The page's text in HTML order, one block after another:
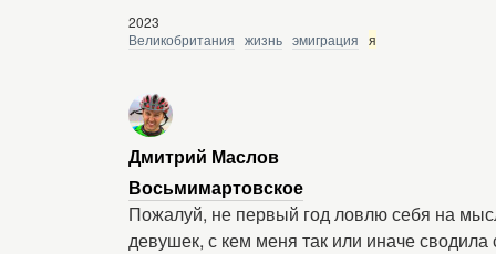
2023
Великобритания жизнь эмиграция я
Дмитрий Маслов
Восьмимартовское
Пожалуй, не первый год ловлю себя на
девушек, с кем меня так или иначе сводила